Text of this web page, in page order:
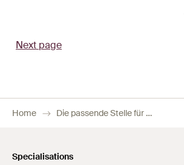
Next page
Home Die passende Stelle für Sie im Bereich Finanzen
Specialisations